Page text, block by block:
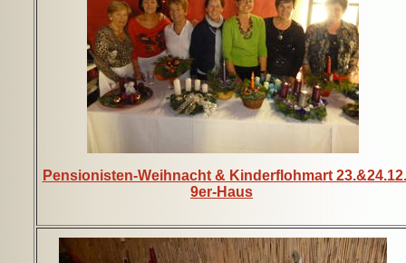
Pensionisten-Weihnacht & Kinderflohmart 23.&24.12.
9er-Haus